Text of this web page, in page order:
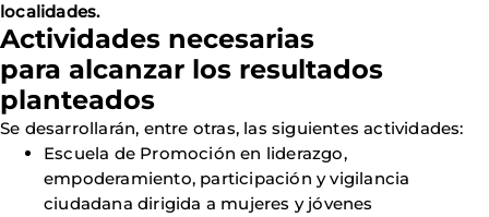
localidades.
Actividades necesarias
para alcanzar los resultados
planteados
Se desarrollarán, entre otras, las siguientes actividades:
Escuela de Promoción en liderazgo,
empoderamiento, participación y vigilancia
ciudadana dirigida a mujeres y jóvenes